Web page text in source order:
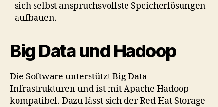
sich selbst anspruchsvollste Speicherlösungen
aufbauen.
Big Data und Hadoop
Die Software unterstützt Big Data
Infrastrukturen und ist mit Apache Hadoop
kompatibel. Dazu lässt sich der Red Hat Storage